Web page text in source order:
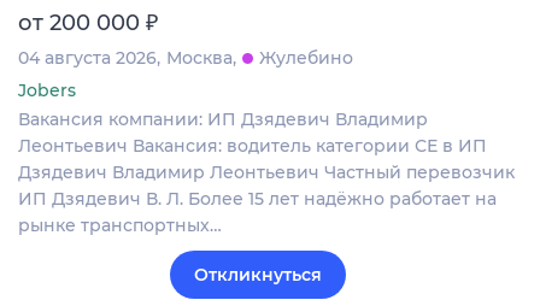
от 200 000 ₽
04 августа 2026 Москва
Жулебино
Jobers
Вакансия компании: ИП Дзядевич Владимир
Леонтьевич Вакансия: водитель категории СЕ в ИП
Дзядевич Владимир Леонтьевич Частный перевозчик
ИП Дзядевич В. Л. Более 15 лет надёжно работает на
рынке транспортных…
Откликнуться